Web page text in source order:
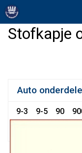
Stofkapje
Auto
9-3 9-5 90